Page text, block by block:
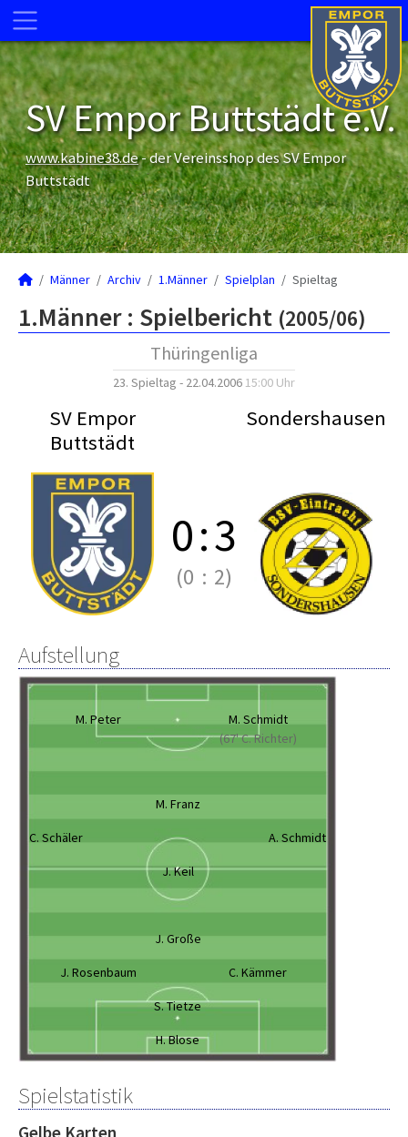
SV Empor Buttstädt e.V.
www.kabine38.de- der Vereinsshop des SV Empor
Buttstädt
Männer Archiv 1.Männer Spielplan Spieltag
1.Männer : Spielbericht (2005/06)
Thüringenliga
23. Spieltag - 22.04.2006 15:00 Uhr
SV Empor
Buttstädt
Sondershausen
0:3
(0 : 2)
Aufstellung
M. Peter
M. Schmidt
(67' C. Richter)
M. Franz
C. Schäler A. Schmidt
J. Keil
J. Große
J. Rosenbaum C. Kämmer
S. Tietze
H. Blose
Spielstatistik
Gelbe Karten